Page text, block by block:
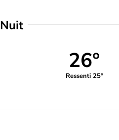
Nuit
26°
Ressenti 25°